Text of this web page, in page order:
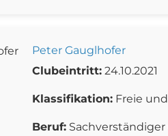
Peter Gauglhofer
Clubeintritt: 24.10.2021
Klassifikation: Freie
Beruf: